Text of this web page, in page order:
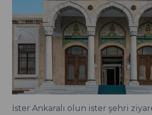
İster Ankaralı olun ister şehri